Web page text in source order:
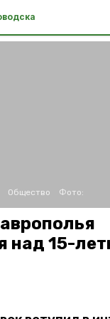
Общество Фото:
над 15-